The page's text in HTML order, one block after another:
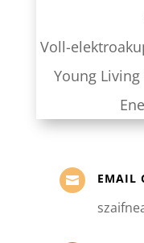
Voll-
Young
 EMAIL